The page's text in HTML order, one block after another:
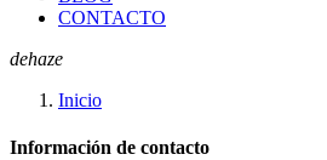
CONTACTO
dehaze
Inicio
Información de contacto